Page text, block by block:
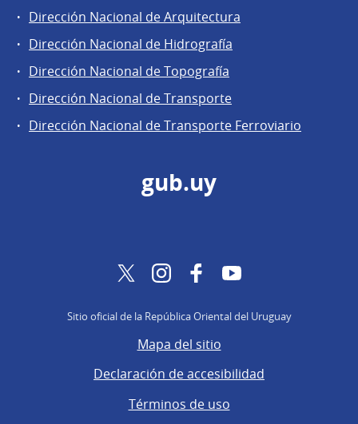
Dirección Nacional de Arquitectura
Dirección Nacional de Hidrografía
Dirección Nacional de Topografía
Dirección Nacional de Transporte
Dirección Nacional de Transporte Ferroviario
gub.uy
TwitterInstagramFacebookYouTube
Sitio oficial de la República Oriental del Uruguay
Mapa del sitio
Declaración de accesibilidad
Términos de uso